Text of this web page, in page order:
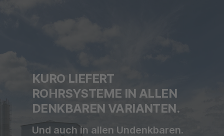
KURO LIEFERT
ROHRSYSTEME IN ALLEN
DENKBAREN VARIANTEN.
Und auch in allen Undenkbaren.